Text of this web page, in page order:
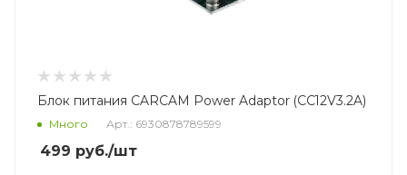
Блок питания CARCAM Power Adaptor (CC12V3.2A)
Много Арт.: 6930878789599
499 руб./шт